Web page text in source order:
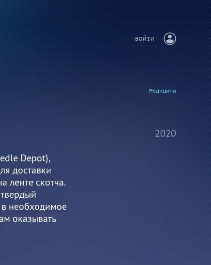
ВОЙТИ
Медицина
Depot),
доставки
ленте скотча.
необходимое
оказывать
2020